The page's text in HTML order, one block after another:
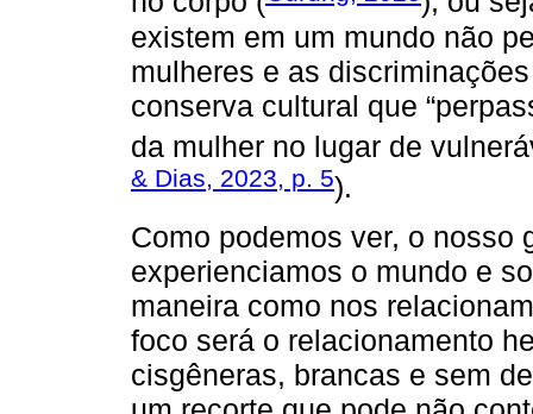
existem em um mundo não
mulheres e as
conserva cultural que
da mulher no lugar de
& Dias, 2023, p. 5).
Como podemos ver, o nosso
experienciamos o mundo e
maneira como nos
foco será o relacionamento
cisgêneras, brancas e sem